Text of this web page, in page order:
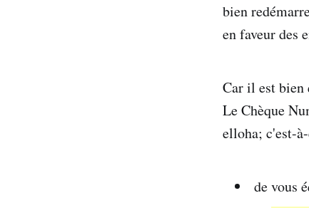
bien
en faveur des
Car il est
Le Chèque
elloha; c'est-
de vous